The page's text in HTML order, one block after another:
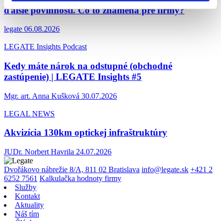
ďalšie povinnosti. Čo to znamená pre firmy?
legate 06.08.2026
LEGATE Insights Podcast
Kedy máte nárok na odstupné (obchodné
zastúpenie) | LEGATE Insights #5
Mgr. art. Anna Kušková 30.07.2026
LEGAL NEWS
Akvizícia 130km optickej infraštruktúry
JUDr. Norbert Havrila 24.07.2026
Dvořákovo nábrežie 8/A, 811 02 Bratislava info@legate.sk +421 2
6252 7561 Kalkulačka hodnoty firmy
Služby
Kontakt
Aktuality
Náš tím